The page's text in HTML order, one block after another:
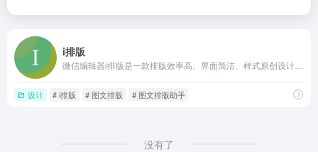
i排版
设计 # i排版 # 图文排版 # 图文排版助手
没有了